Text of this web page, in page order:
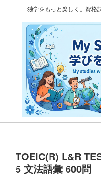
独学をもっと楽しく。資格
TOEIC(R) L&R
5 文法語彙 600問